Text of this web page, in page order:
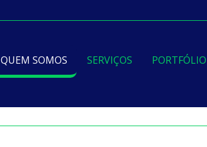
QUEM SOMOS SERVIÇOS PORTFÓLIO